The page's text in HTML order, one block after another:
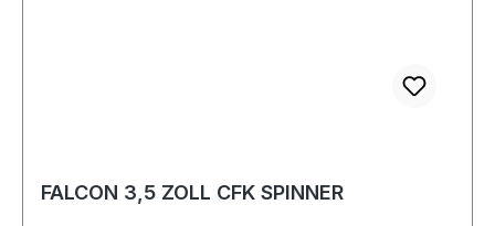
FALCON 3,5 ZOLL CFK SPINNER